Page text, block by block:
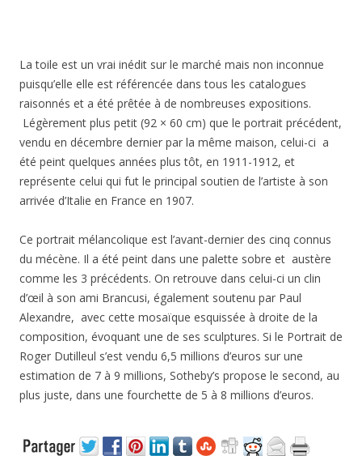
La toile est un vrai inédit sur le marché mais non inconnue
puisqu’elle elle est référencée dans tous les catalogues
raisonnés et a été prêtée à de nombreuses expositions.
Légèrement plus petit (92 × 60 cm) que le portrait précédent,
vendu en décembre dernier par la même maison, celui-ci a
été peint quelques années plus tôt, en 1911-1912, et
représente celui qui fut le principal soutien de l’artiste à son
arrivée d’Italie en France en 1907.
Ce portrait mélancolique est l’avant-dernier des cinq connus
du mécène. Il a été peint dans une palette sobre et austère
comme les 3 précédents. On retrouve dans celui-ci un clin
d’œil à son ami Brancusi, également soutenu par Paul
Alexandre, avec cette mosaïque esquissée à droite de la
composition, évoquant une de ses sculptures. Si le Portrait de
Roger Dutilleul s’est vendu 6,5 millions d’euros sur une
estimation de 7 à 9 millions, Sotheby’s propose le second, au
plus juste, dans une fourchette de 5 à 8 millions d’euros.